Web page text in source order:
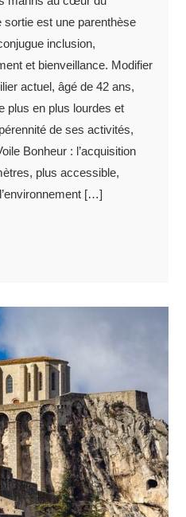
est une parenthèse
inclusion,
et bienveillance. Modifier
actuel, âgé de 42 ans,
plus en plus lourdes et
de ses activités,
Bonheur : l’acquisition
plus accessible,
[…]